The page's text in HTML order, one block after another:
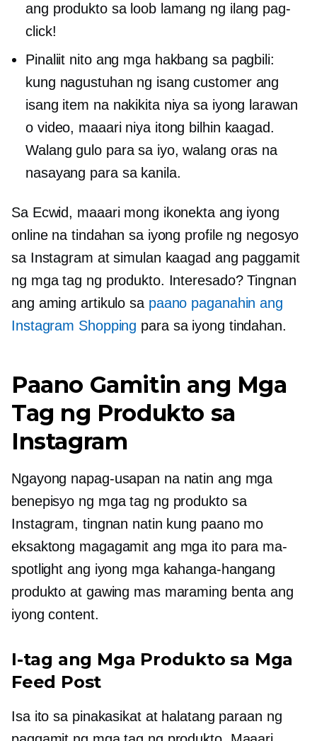
ang produkto sa loob lamang ng ilang pag-
click!
Pinaliit nito ang mga hakbang sa pagbili:
kung nagustuhan ng isang customer ang
isang item na nakikita niya sa iyong larawan
o video, maaari niya itong bilhin kaagad.
Walang gulo para sa iyo, walang oras na
nasayang para sa kanila.
Sa Ecwid, maaari mong ikonekta ang iyong
online na tindahan sa iyong profile ng negosyo
sa Instagram at simulan kaagad ang paggamit
ng mga tag ng produkto. Interesado? Tingnan
ang aming artikulo sa paano paganahin ang
Instagram Shopping para sa iyong tindahan.
Paano Gamitin ang Mga
Tag ng Produkto sa
Instagram
Ngayong napag-usapan na natin ang mga
benepisyo ng mga tag ng produkto sa
Instagram, tingnan natin kung paano mo
eksaktong magagamit ang mga ito para ma-
spotlight ang iyong mga kahanga-hangang
produkto at gawing mas maraming benta ang
iyong content.
I-tag ang Mga Produkto sa Mga
Feed Post
Isa ito sa pinakasikat at halatang paraan ng